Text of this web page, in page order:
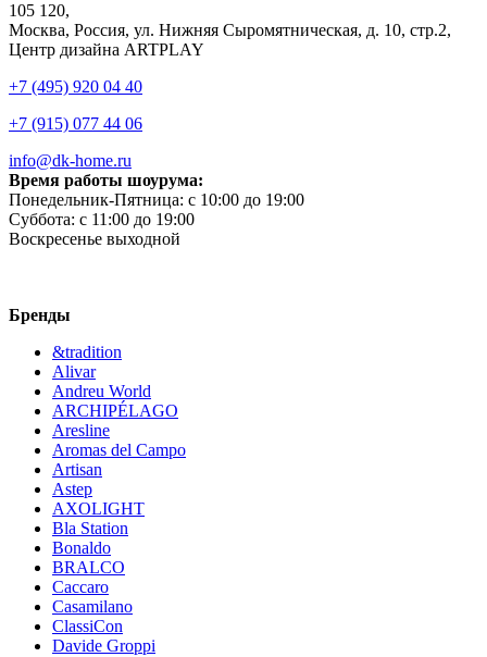
105 120,
Москва, Россия, ул. Нижняя Сыромятническая, д. 10, стр.2,
Центр дизайна ARTPLAY
+7 (495) 920 04 40
+7 (915) 077 44 06
info@dk-home.ru
Время работы шоурума:
Понедельник-Пятница: c 10:00 до 19:00
Суббота: c 11:00 до 19:00
Воскресенье выходной
Бренды
&tradition
Alivar
Andreu World
ARCHIPÉLAGO
Aresline
Aromas del Campo
Artisan
Astep
AXOLIGHT
Bla Station
Bonaldo
BRALCO
Caccaro
Casamilano
ClassiCon
Davide Groppi